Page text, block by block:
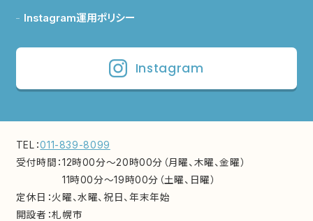
Instagram運用ポリシー
Instagram
TEL：011-839-8099
受付時間：12時00分～20時00分（月曜、木曜、金曜）
11時00分～19時00分（土曜、日曜）
定休日：火曜、水曜、祝日、年末年始
開設者：札幌市